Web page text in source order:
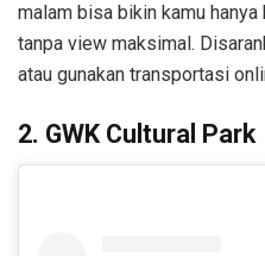
malam bisa bikin kamu
tanpa view maksimal.
atau gunakan transportasi
2. GWK Cultural Park